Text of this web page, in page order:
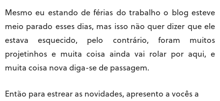
Mesmo eu estando de férias do trabalho o blog esteve
meio parado esses dias, mas isso não quer dizer que ele
estava esquecido, pelo contrário, foram muitos
projetinhos e muita coisa ainda vai rolar por aqui, e
muita coisa nova diga-se de passagem.
Então para estrear as novidades, apresento a vocês a